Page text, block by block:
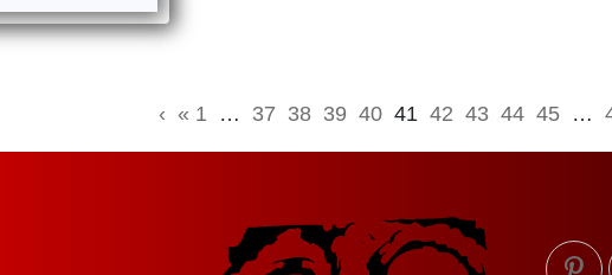
‹ « 1 … 37 38 39 40 41 42 43 44 45 …